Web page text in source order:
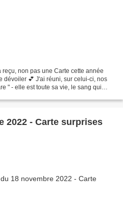
non pas une Carte cette année
dévoiler 💕 J'ai réuni, sur celui-ci, nos
" - elle est toute sa vie, le sang qui
2022 - Carte surprises